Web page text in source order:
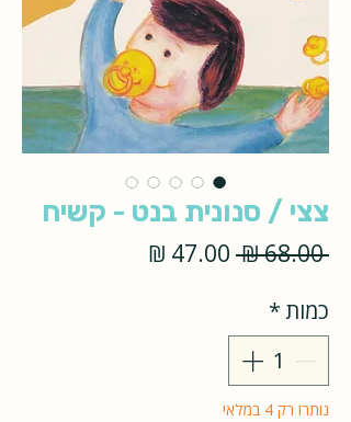
צצי / סנונית בנט - קשיח
‏68.00 ‏₪
מחיר
כמות*
נותרו רק 4 במלאי